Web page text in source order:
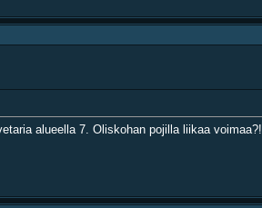
alueella 7. Oliskohan pojilla liikaa voimaa?!